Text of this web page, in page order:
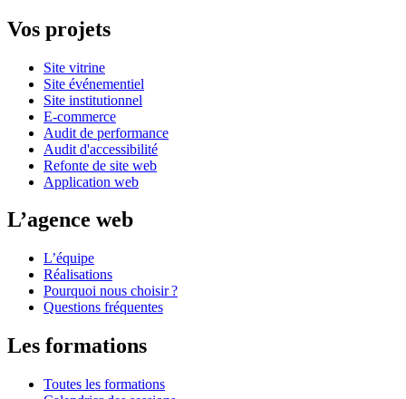
Vos projets
Site vitrine
Site événementiel
Site institutionnel
E-commerce
Audit de performance
Audit d'accessibilité
Refonte de site web
Application web
L’agence web
L’équipe
Réalisations
Pourquoi nous choisir ?
Questions fréquentes
Les formations
Toutes les formations